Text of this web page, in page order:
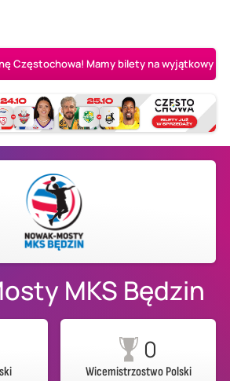
Częstochowa! Mamy bilety na wyjątkowy
MKS Będzin
0
Wicemistrzostwo Polski